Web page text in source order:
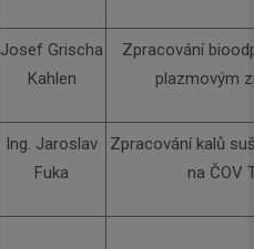
Josef Grischa
Kahlen
Zpracování
plazmovým
Ing. Jaroslav
Fuka
Zpracování kalů
na ČOV